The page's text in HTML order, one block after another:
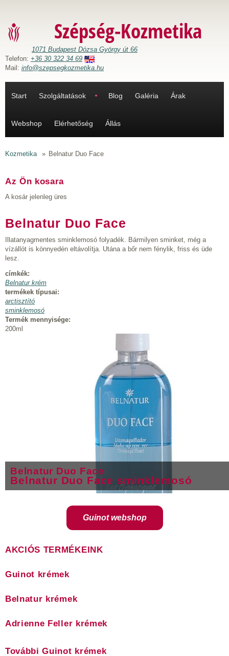
Szépség-Kozmetika
1071 Budapest Dózsa György út 66
Telefon: +36 30 322 34 69
Mail: info@szepsegkozmetika.hu
Start Szolgáltatások Blog Galéria Árak
Webshop Elérhetőség Állás
Kozmetika » Belnatur Duo Face
Az Ön kosara
A kosár jelenleg üres
Belnatur Duo Face
Illatanyagmentes sminklemosó folyadék. Bármilyen sminket, még a
vízállót is könnyedén eltávolítja. Utána a bőr nem fénylik, friss és üde
lesz.
címkék:
Belnatur krém
termékek típusai:
arctisztító
sminklemosó
Termék mennyisége:
200ml
Belnatur Duo Face
Belnatur Duo Face sminklemosó
Guinot webshop
AKCIÓS TERMÉKEINK
Guinot krémek
Belnatur krémek
Adrienne Feller krémek
További Guinot krémek